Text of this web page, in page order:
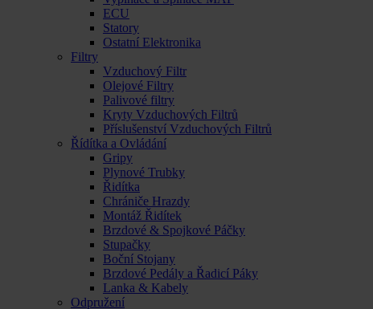
ECU
Statory
Ostatní Elektronika
Filtry
Vzduchový Filtr
Olejové Filtry
Palivové filtry
Kryty Vzduchových Filtrů
Příslušenství Vzduchových Filtrů
Řídítka a Ovládání
Gripy
Plynové Trubky
Řidítka
Chrániče Hrazdy
Montáž Řidítek
Brzdové & Spojkové Páčky
Stupačky
Boční Stojany
Brzdové Pedály a Řadicí Páky
Lanka & Kabely
Odpružení